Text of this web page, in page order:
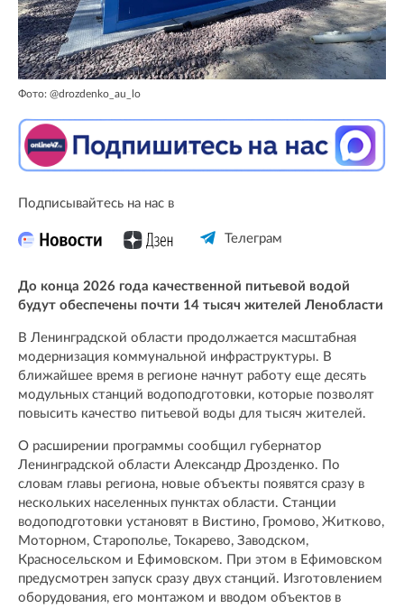
Фото: @drozdenko_au_lo
Подписывайтесь на нас в
Телеграм
До конца 2026 года качественной питьевой водой
будут обеспечены почти 14 тысяч жителей Ленобласти
В Ленинградской области продолжается масштабная
модернизация коммунальной инфраструктуры. В
ближайшее время в регионе начнут работу еще десять
модульных станций водоподготовки, которые позволят
повысить качество питьевой воды для тысяч жителей.
О расширении программы сообщил губернатор
Ленинградской области Александр Дрозденко. По
словам главы региона, новые объекты появятся сразу в
нескольких населенных пунктах области. Станции
водоподготовки установят в Вистино, Громово, Житково,
Моторном, Старополье, Токарево, Заводском,
Красносельском и Ефимовском. При этом в Ефимовском
предусмотрен запуск сразу двух станций. Изготовлением
оборудования, его монтажом и вводом объектов в